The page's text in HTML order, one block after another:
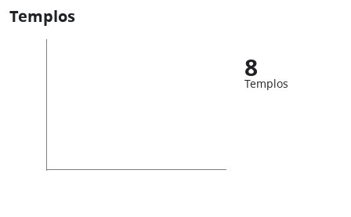
Templos
8
Templos